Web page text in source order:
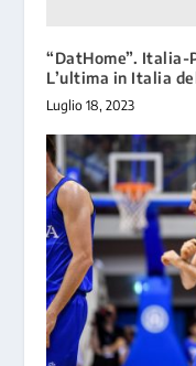
“DatHome”. Italia-
L’ultima in Italia
Luglio 18, 2023